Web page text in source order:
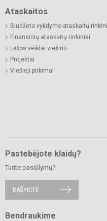
Ataskaitos
Biudžeto vykdymo ataskaitų
Finansinių ataskaitų rinkiniai
Lėšos veiklai viešinti
Projektai
Viešieji pirkimai
Pastebėjote klaidų?
Turite pasiūlymų?
RAŠYKITE
Bendraukime